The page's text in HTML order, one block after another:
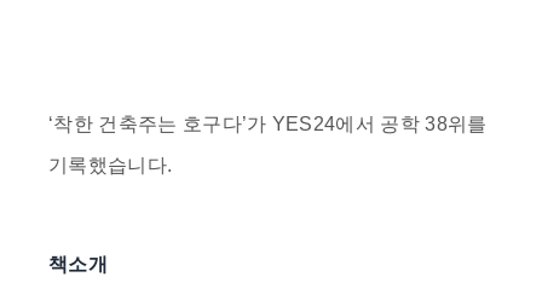
‘착한 건축주는 호구다’가 YES24에서 공학 38위 를
기록했습니다.
책소개